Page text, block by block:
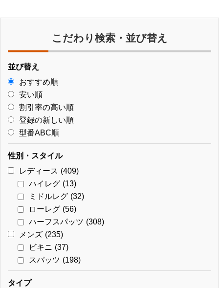
こだわり検索・並び替え
並び替え
おすすめ順
安い順
割引率の高い順
登録の新しい順
型番ABC順
性別・スタイル
レディース (409)
ハイレグ (13)
ミドルレグ (32)
ローレグ (56)
ハーフスパッツ (308)
メンズ (235)
ビキニ (37)
スパッツ (198)
タイプ